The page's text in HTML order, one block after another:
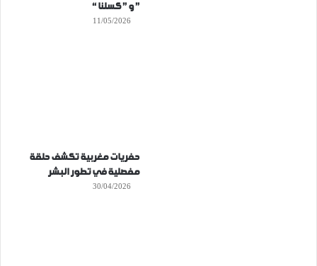
” و ” كسلنا “
11/05/2026
حفريات مغربية تكشف حلقة
مفصلية في تطور البشر
30/04/2026